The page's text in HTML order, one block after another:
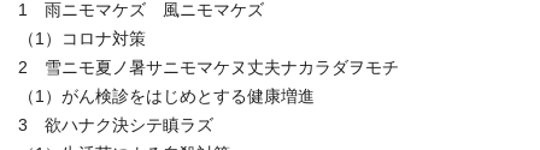
1 雨ニモマケズ 風ニモマケズ
（1）コロナ対策
2 雪ニモ夏ノ暑サニモマケヌ丈夫ナカラダヲモチ
（1）がん検診をはじめとする健康増進
3 欲ハナク決シテ瞋ラズ